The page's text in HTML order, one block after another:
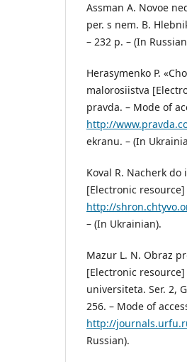
Assman A. Novoe
per. s nem. B.
– 232 p. – (In
Herasymenko P.
malorosiistva
pravda. – Mode of
http://
ekranu. – (In
Koval R. Nacherk
[Electronic resource]
http://
– (In Ukrainian).
Mazur L. N. Obraz
[Electronic
universiteta. Ser. 2,
256. – Mode of
http://
Russian).